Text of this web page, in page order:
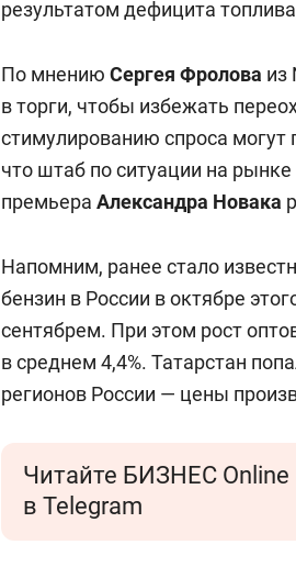
результатом дефицита
По мнению Сергея Фролова из
в торги, чтобы избежать
стимулированию спроса могут
что штаб по ситуации на
премьера Александра Новака
Напомним, ранее стало
бензин в России в октябре
сентябрем. При этом рост
в среднем 4,4%. Татарстан
регионов России — цены
Читайте БИЗНЕС Online
в Telegram